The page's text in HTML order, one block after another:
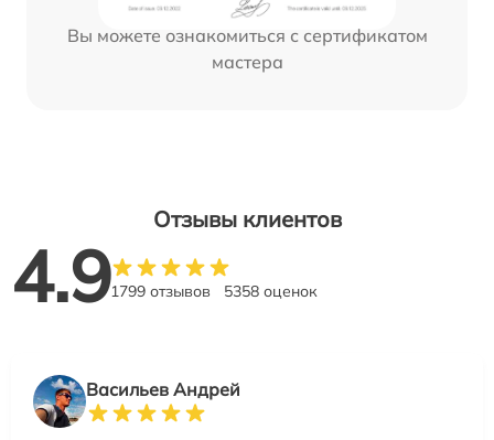
Вы можете ознакомиться с сертификатом
мастера
Отзывы клиентов
4.91799 отзывов 5358 оценок
Васильев Андрей